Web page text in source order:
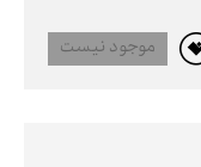
موجود نیست